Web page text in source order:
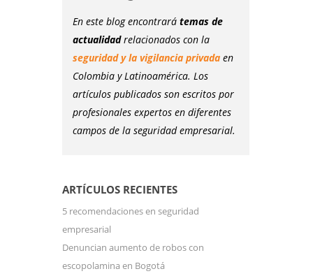
En este blog encontrará temas de
actualidadrelacionados con la
seguridad y la vigilancia privada en
Colombia y Latinoamérica. Los
artículos publicados son escritos por
profesionales expertos en diferentes
campos de la seguridad empresarial.
ARTÍCULOS RECIENTES
5 recomendaciones en seguridad
empresarial
Denuncian aumento de robos con
escopolamina en Bogotá